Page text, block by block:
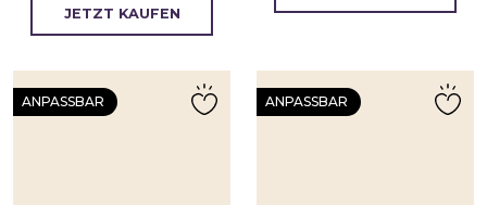
JETZT KAUFEN
ANPASSBAR ANPASSBAR